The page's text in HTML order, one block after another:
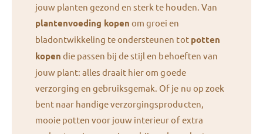
jouw planten gezond en sterk te houden. Van
plantenvoeding kopen om groei en
bladontwikkeling te ondersteunen tot potten
kopen die passen bij de stijl en behoeften van
jouw plant: alles draait hier om goede
verzorging en gebruiksgemak. Of je nu op zoek
bent naar handige verzorgingsproducten,
mooie potten voor jouw interieur of extra